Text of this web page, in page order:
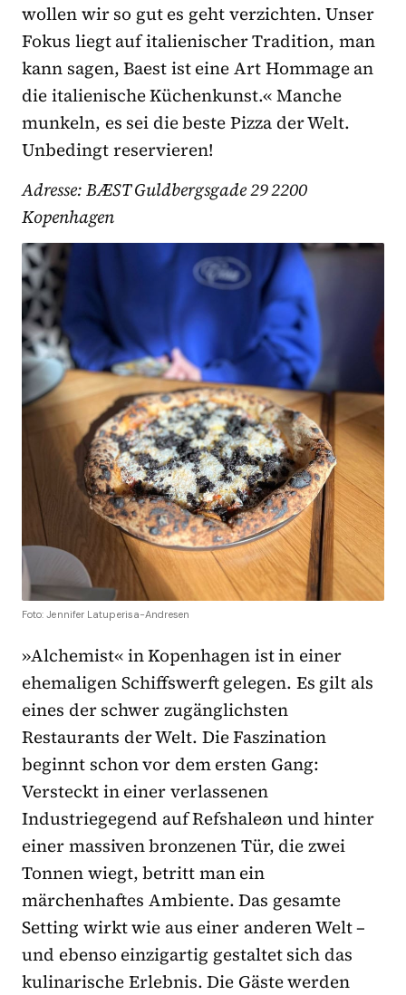
wollen wir so gut es geht verzichten. Unser
Fokus liegt auf italienischer Tradition, man
kann sagen, Baest ist eine Art Hommage an
die italienische Küchenkunst.« Manche
munkeln, es sei die beste Pizza der Welt.
Unbedingt reservieren!
Adresse: BÆST Guldbergsgade 29 2200
Kopenhagen
Foto: Jennifer Latuperisa-Andresen
»Alchemist«in Kopenhagen ist in einer
ehemaligen Schiffswerft gelegen. Es gilt als
eines der schwer zugänglichsten
Restaurants der Welt. Die Faszination
beginnt schon vor dem ersten Gang:
Versteckt in einer verlassenen
Industriegegend auf Refshaleøn und hinter
einer massiven bronzenen Tür, die zwei
Tonnen wiegt, betritt man ein
märchenhaftes Ambiente. Das gesamte
Setting wirkt wie aus einer anderen Welt –
und ebenso einzigartig gestaltet sich das
kulinarische Erlebnis. Die Gäste werden